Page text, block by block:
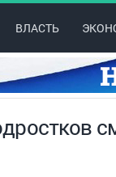
ВЛАСТЬ